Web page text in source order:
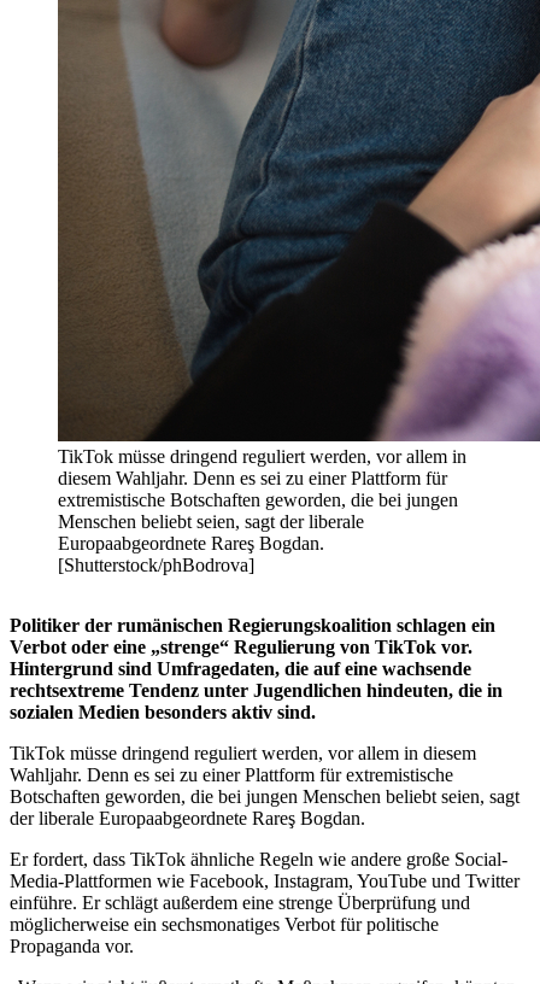
TikTok müsse dringend reguliert werden, vor allem in
diesem Wahljahr. Denn es sei zu einer Plattform für
extremistische Botschaften geworden, die bei jungen
Menschen beliebt seien, sagt der liberale
Europaabgeordnete Rareş Bogdan.
[Shutterstock/phBodrova]
Politiker der rumänischen Regierungskoalition schlagen ein
Verbot oder eine „strenge“ Regulierung von TikTok vor.
Hintergrund sind Umfragedaten, die auf eine wachsende
rechtsextreme Tendenz unter Jugendlichen hindeuten, die in
sozialen Medien besonders aktiv sind.
TikTok müsse dringend reguliert werden, vor allem in diesem
Wahljahr. Denn es sei zu einer Plattform für extremistische
Botschaften geworden, die bei jungen Menschen beliebt seien, sagt
der liberale Europaabgeordnete Rareş Bogdan.
Er fordert, dass TikTok ähnliche Regeln wie andere große Social-
Media-Plattformen wie Facebook, Instagram, YouTube und Twitter
einführe. Er schlägt außerdem eine strenge Überprüfung und
möglicherweise ein sechsmonatiges Verbot für politische
Propaganda vor.